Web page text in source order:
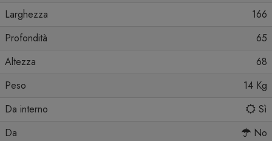
Larghezza
166
Profondità
65
Altezza
68
Peso
14 Kg
Da interno
Sì
Da
No